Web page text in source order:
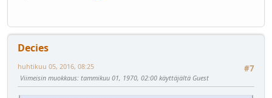
Decies
#7
huhtikuu 05, 2016, 08:25
Viimeisin muokkaus: tammikuu 01, 1970, 02:00 käyttäjältä Guest